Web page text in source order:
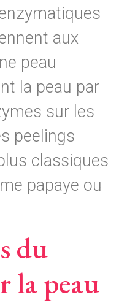
aux
peau
la peau par
sur les
peelings
classiques
papaye ou
du
la peau